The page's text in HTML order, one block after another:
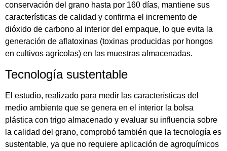
conservación del grano hasta por 160 días, mantiene sus
características de calidad y confirma el incremento de
dióxido de carbono al interior del empaque, lo que evita la
generación de aflatoxinas (toxinas producidas por hongos
en cultivos agrícolas) en las muestras almacenadas.
Tecnología sustentable
El estudio, realizado para medir las características del
medio ambiente que se genera en el interior la bolsa
plástica con trigo almacenado y evaluar su influencia sobre
la calidad del grano, comprobó también que la tecnología es
sustentable, ya que no requiere aplicación de agroquímicos